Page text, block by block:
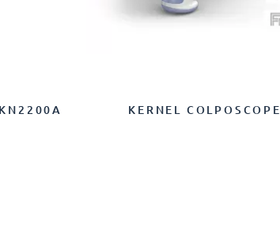
KERNEL COLPOSCOPE